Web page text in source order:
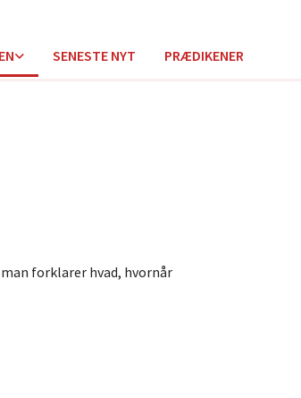
SENESTE NYT PRÆDIKENER
forklarer hvad, hvornår